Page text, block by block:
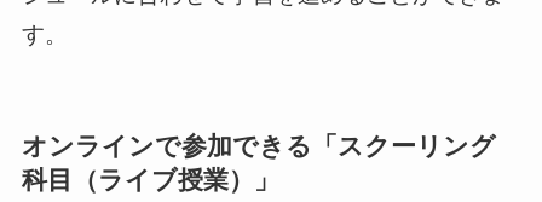
す。
オンラインで参加できる「スクーリング
科目（ライブ授業）」